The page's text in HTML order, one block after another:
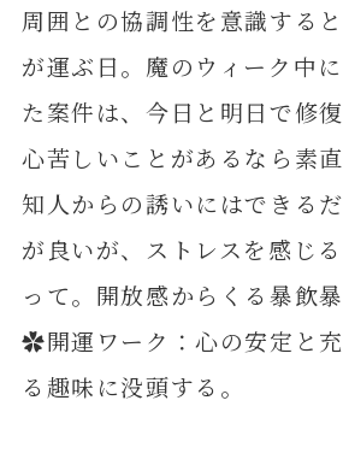
周囲との協調性を意識する
が運ぶ日。魔のウィーク中
た案件は、今日と明日で修復
心苦しいことがあるなら素直
知人からの誘いにはできる
が良いが、ストレスを感じ
って。開放感からくる暴飲暴
✿開運ワーク：心の安定と
る趣味に没頭する。